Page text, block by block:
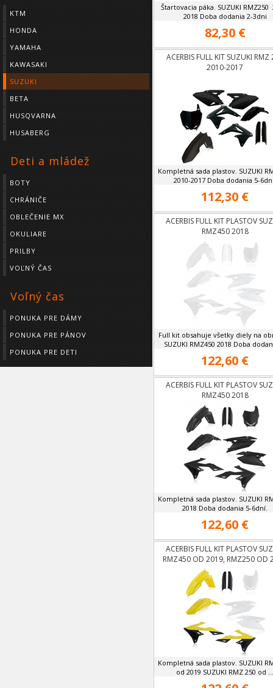
KTM
HONDA
YAMAHA
KAWASAKI
SUZUKI
BETA
HUSQVARNA
HUSABERG
Deti a mládež
BOTY
CHRÁNIČE
OBLEČENIE MX
OKULIARE
PRILBY
VOĽNÝ ČAS
Voľný čas
PONUKA PRE DÁMY
PONUKA PRE PÁNOV
PONUKA PRE DETI
Štartovacia páka. SUZUKI RMZ250
2018 Doba dodania 2-3dni
82,30 €
ACERBIS FULL KIT SUZUKI RMZ
2010-2017
Kompletná sada plastov. SUZUKI
2010-2017 Doba dodania 5-
112,30 €
ACERBIS FULL KIT PLASTOV
RMZ450 2018
Full kit obsahuje všetky diely na
SUZUKI RMZ450 2018 Doba
122,60 €
ACERBIS FULL KIT PLASTOV
RMZ450 2018
Kompletná sada plastov. SUZUKI
2018 Doba dodania 5-6dní.
122,60 €
ACERBIS FULL KIT PLASTOV
RMZ450 OD 2019, RMZ250 OD
Kompletná sada plastov. SUZUKI
od 2019 SUZUKI RMZ 250 od ...